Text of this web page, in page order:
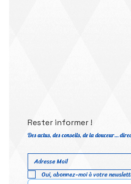
Rester informer !
Des actus, des conseils, de la douceur…
Oui, abonnez-moi à votre